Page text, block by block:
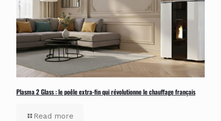
Plasma 2 Glass : le poêle extra-fin qui révolutionne le chauffage français
Read more